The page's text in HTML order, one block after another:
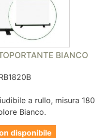
BIANCO
a rullo, misura 180
Bianco.
disponibile